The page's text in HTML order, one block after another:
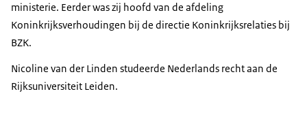
ministerie. Eerder was zij hoofd van de afdeling
Koninkrijksverhoudingen bij de directie Koninkrijksrelaties bij
BZK.
Nicoline van der Linden studeerde Nederlands recht aan de
Rijksuniversiteit Leiden.